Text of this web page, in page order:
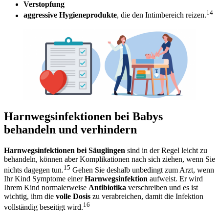
Verstopfung
aggressive Hygieneprodukte, die den Intimbereich reizen.14
Harnwegsinfektionen bei Babys
behandeln und verhindern
Harnwegsinfektionen bei Säuglingen sind in der Regel leicht zu
behandeln, können aber Komplikationen nach sich ziehen, wenn Sie
nichts dagegen tun.15 Gehen Sie deshalb unbedingt zum Arzt, wenn
Ihr Kind Symptome einerHarnwegsinfektion aufweist. Er wird
Ihrem Kind normalerweise Antibiotika verschreiben und es ist
wichtig, ihm die volle Dosis zu verabreichen, damit die Infektion
vollständig beseitigt wird.16